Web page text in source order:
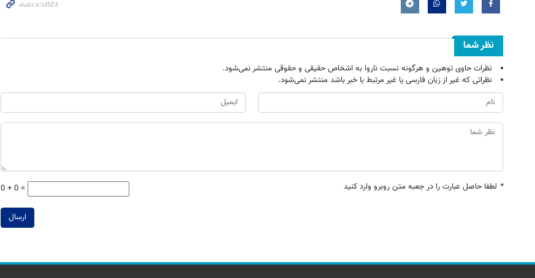
نظر شما
نظرات حاوی توهین و هرگونه نسبت ناروا به اشخاص حقیقی و حقوقی منتشر نمی‌شود.
نظراتی که غیر از زبان فارسی یا غیر مرتبط با خبر باشد منتشر نمی‌شود.
* لطفا حاصل عبارت را در جعبه متن روبرو وارد کنید 0 + 0 =
ارسال